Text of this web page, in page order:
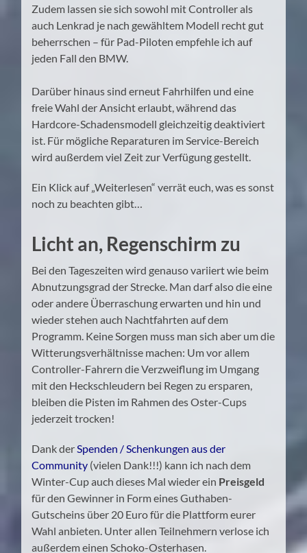
Zudem lassen sie sich sowohl mit Controller als
auch Lenkrad je nach gewähltem Modell recht gut
beherrschen – für Pad-Piloten empfehle ich auf
jeden Fall den BMW.
Darüber hinaus sind erneut Fahrhilfen und eine
freie Wahl der Ansicht erlaubt, während das
Hardcore-Schadensmodell gleichzeitig deaktiviert
ist. Für mögliche Reparaturen im Service-Bereich
wird außerdem viel Zeit zur Verfügung gestellt.
Ein Klick auf „Weiterlesen“ verrät euch, was es sonst
noch zu beachten gibt…
Licht an, Regenschirm zu
Bei den Tageszeiten wird genauso variiert wie beim
Abnutzungsgrad der Strecke. Man darf also die eine
oder andere Überraschung erwarten und hin und
wieder stehen auch Nachtfahrten auf dem
Programm. Keine Sorgen muss man sich aber um die
Witterungsverhältnisse machen: Um vor allem
Controller-Fahrern die Verzweiflung im Umgang
mit den Heckschleudern bei Regen zu ersparen,
bleiben die Pisten im Rahmen des Oster-Cups
jederzeit trocken!
Dank derSpenden / Schenkungen aus der
Community (vielen Dank!!!) kann ich nach dem
Winter-Cup auch dieses Mal wieder ein Preisgeld
für den Gewinner in Form eines Guthaben-
Gutscheins über 20 Euro für die Plattform eurer
Wahl anbieten. Unter allen Teilnehmern verlose ich
außerdem einen Schoko-Osterhasen.